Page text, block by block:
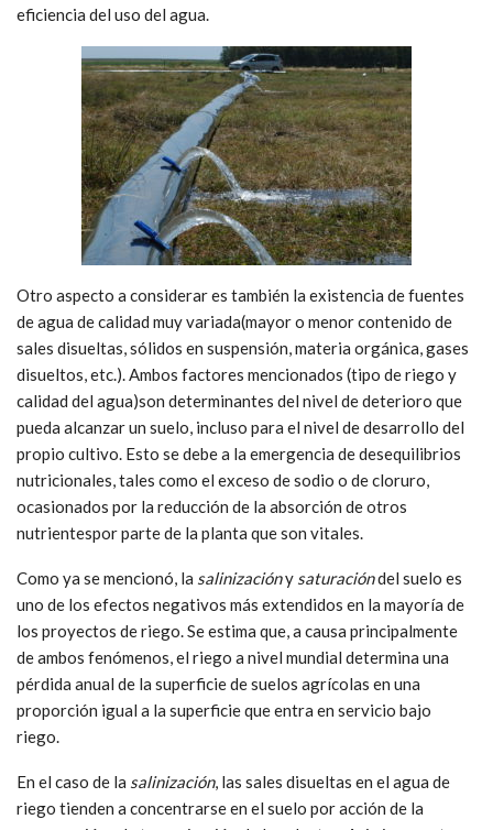
eficiencia del uso del agua.
Otro aspecto a considerar es también la existencia de fuentes
de agua de calidad muy variada(mayor o menor contenido de
sales disueltas, sólidos en suspensión, materia orgánica, gases
disueltos, etc.). Ambos factores mencionados (tipo de riego y
calidad del agua)son determinantes del nivel de deterioro que
pueda alcanzar un suelo, incluso para el nivel de desarrollo del
propio cultivo. Esto se debe a la emergencia de desequilibrios
nutricionales, tales como el exceso de sodio o de cloruro,
ocasionados por la reducción de la absorción de otros
nutrientespor parte de la planta que son vitales.
Como ya se mencionó, la salinizacióny saturacióndel suelo es
uno de los efectos negativos más extendidos en la mayoría de
los proyectos de riego. Se estima que, a causa principalmente
de ambos fenómenos, el riego a nivel mundial determina una
pérdida anual de la superficie de suelos agrícolas en una
proporción igual a la superficie que entra en servicio bajo
riego.
En el caso de la salinización, las sales disueltas en el agua de
riego tienden a concentrarse en el suelo por acción de la